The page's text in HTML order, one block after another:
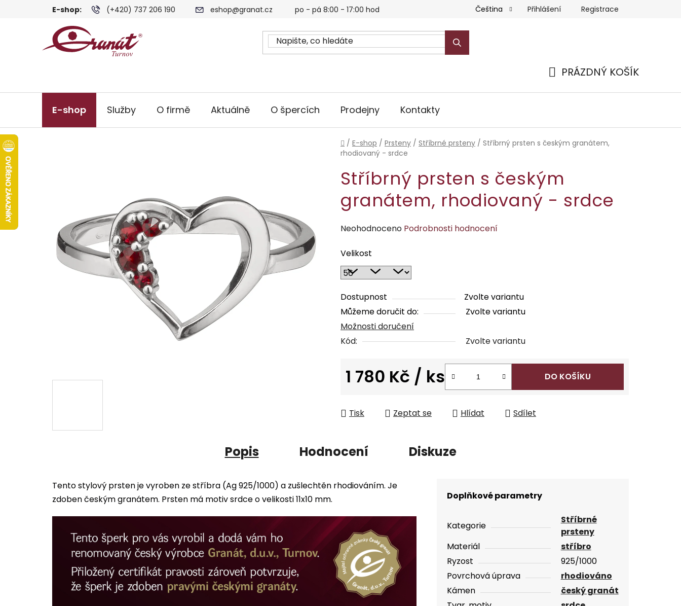
E-shop: (+420) 737 206 190 eshop@granat.cz po - pá 8:00 - 17:00 hod Čeština Přihlášení Registrace
PRÁZDNÝ KOŠÍK
E-shop Služby O firmě Aktuálně O špercích Prodejny Kontakty
Domů
/ E-shop / Prsteny / Stříbrné prsteny / Stříbrný prsten s českým granátem,
rhodiovaný - srdce
Stříbrný prsten s českým
granátem, rhodiovaný - srdce
Průměrné
produktu
je
0,0
z
5
hvězdiček.
Neohodnoceno Podrobnosti hodnocení
Velikost
Dostupnost
Zvolte variantu
Můžeme doručit do:
Zvolte variantu
Možnosti doručení
Kód:
Zvolte variantu
1 780 Kč / ks DO KOŠÍKU
Tisk Zeptat se Hlídat Sdílet
Popis Hodnocení Diskuze
Tento stylový prsten je vyroben ze stříbra (Ag 925/1000) a zušlechtěn rhodiováním. Je
zdoben českým granátem. Prsten má motiv srdce o velikosti 11x10 mm.
Doplňkové parametry
Kategorie
Stříbrné
prsteny
Materiál
stříbro
Ryzost
925/1000
Povrchová úprava
rhodiováno
Kámen
český granát